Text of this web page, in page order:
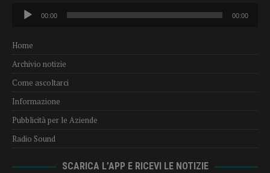
Audio
Player
00:00 00:00
Home
Archivio notizie
Come ascoltarci
Informazione
Pubblicità per le Aziende
Radio Sound
SCARICA L’APP E RICEVI LE NOTIZIE